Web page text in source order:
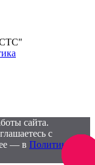
сайта.
с
— в Политике